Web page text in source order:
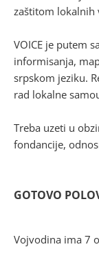
zaštitom lokalnih
VOICE je putem
informisanja,
srpskom jeziku.
rad lokalne
Treba uzeti u
fondancije,
GOTOVO
Vojvodina ima 7